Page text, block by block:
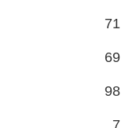
71
69
98